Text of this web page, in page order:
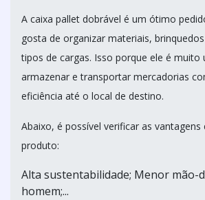
A caixa pallet dobrável é um ótimo
gosta de organizar materiais,
tipos de cargas. Isso porque ele é muito
armazenar e transportar mercadorias
eficiência até o local de destino.
Abaixo, é possível verificar as
produto:
Alta sustentabilidade; Menor mão-
homem;...